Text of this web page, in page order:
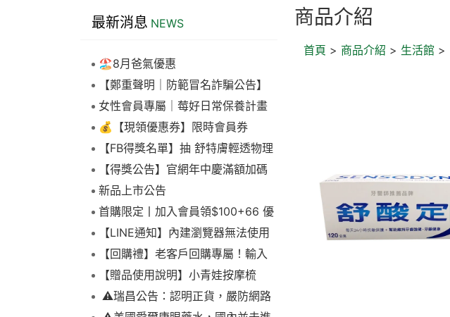
最新消息 NEWS
🏖️8月爸氣優惠
【鄭重聲明｜防範冒名詐騙公告】
女性會員專屬｜莓好日常保養計畫
💰【現領優惠券】限時會員券
【FB得獎名單】抽 舒特膚輕透物理
低敏防曬霜乙名(8/4報到截止)
【得獎公告】官網年中慶滿額加碼
抽FIKA蒸煮料理組2名(7/31截止)
新品上市公告
首購限定丨加入會員領$100+66 優
惠！【LINE通知】內建瀏覽器無法使用
下拉選單
【回購禮】老客戶回購專屬！輸入
折扣碼現折$100
【贈品使用說明】小青娃按摩梳
⚠️瑞昌公告：認明正貨，嚴防網路
詐騙
商品介紹
首頁 > 商品介紹 > 生活館 >